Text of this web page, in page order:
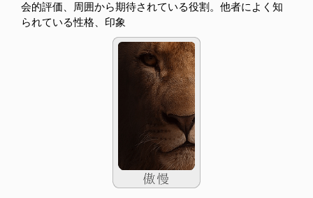
会的評価、周囲から期待されている役割。他者によく知
られている性格、印象